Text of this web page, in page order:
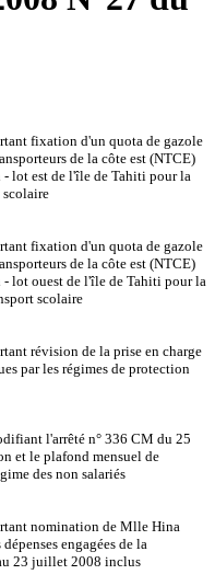
fixation d'un quota de gazole
de la côte est (NTCE)
- lot est de l'île de Tahiti pour la
fixation d'un quota de gazole
de la côte est (NTCE)
- lot ouest de l'île de Tahiti pour la
scolaire
révision de la prise en charge
par les régimes de protection
l'arrêté n° 336 CM du 25
et le plafond mensuel de
des non salariés
nomination de Mlle Hina
engagées de la
23 juillet 2008 inclus